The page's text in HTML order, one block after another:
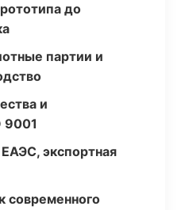
до
партии и
и
9001
экспортная
современного